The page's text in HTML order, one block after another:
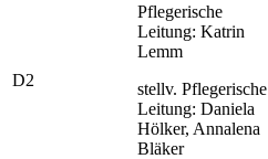
D2
Pflegerische
Leitung: Katrin
Lemm
stellv. Pflegerische
Leitung: Daniela
Hölker, Annalena
Bläker